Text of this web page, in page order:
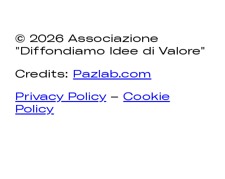
© 2026 Associazione
"Diffondiamo Idee di Valore"
Credits: Pazlab.com
Privacy Policy– Cookie
Policy